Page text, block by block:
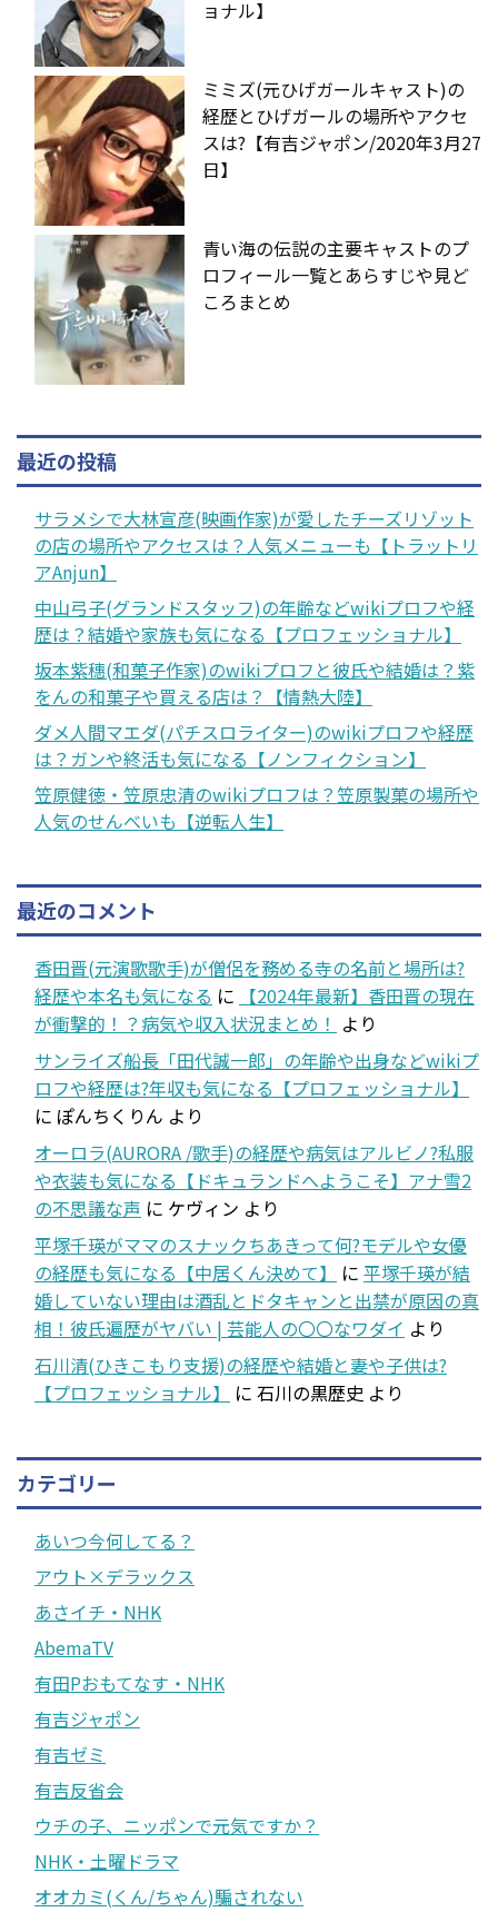
ョナル】
ミミズ(元ひげガールキャスト)の
経歴とひげガールの場所やアクセ
スは?【有吉ジャポン/2020年3月27
日】
青い海の伝説の主要キャストのプ
ロフィール一覧とあらすじや見ど
ころまとめ
最近の投稿
サラメシで大林宣彦(映画作家)が愛したチーズリゾット
の店の場所やアクセスは？人気メニューも【トラットリ
アAnjun】
中山弓子(グランドスタッフ)の年齢などwikiプロフや経
歴は？結婚や家族も気になる【プロフェッショナル】
坂本紫穗(和菓子作家)のwikiプロフと彼氏や結婚は？紫
をんの和菓子や買える店は？【情熱大陸】
ダメ人間マエダ(パチスロライター)のwikiプロフや経歴
は？ガンや終活も気になる【ノンフィクション】
笠原健徳・笠原忠清のwikiプロフは？笠原製菓の場所や
人気のせんべいも【逆転人生】
最近のコメント
香田晋(元演歌歌手)が僧侶を務める寺の名前と場所は?
経歴や本名も気になる に
【2024年最新】香田晋の現在
が衝撃的！？病気や収入状況まとめ！ より
サンライズ船長「田代誠一郎」の年齢や出身などwikiプ
ロフや経歴は?年収も気になる【プロフェッショナル】
に ぽんちくりん より
オーロラ(AURORA /歌手)の経歴や病気はアルビノ?私服
や衣装も気になる【ドキュランドへようこそ】アナ雪2
の不思議な声 に ケヴィン より
平塚千瑛がママのスナックちあきって何?モデルや女優
の経歴も気になる【中居くん決めて】
に 平塚千瑛が結
婚していない理由は酒乱とドタキャンと出禁が原因の真
相！彼氏遍歴がヤバい | 芸能人の〇〇なワダイ より
石川清(ひきこもり支援)の経歴や結婚と妻や子供は?
【プロフェッショナル】
に 石川の黒歴史 より
カテゴリー
あいつ今何してる？
アウト×デラックス
あさイチ・NHK
AbemaTV
有田Pおもてなす・NHK
有吉ジャポン
有吉ゼミ
有吉反省会
ウチの子、ニッポンで元気ですか？
NHK・土曜ドラマ
オオカミ(くん/ちゃん)騙されない